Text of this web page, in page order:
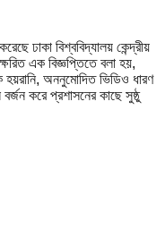
ঢাকা বিশ্ববিদ্যালয় কেন্দ্রীয়
এক বিজ্ঞপ্তিতে বলা হয়,
অননুমোদিত ভিডিও ধারণ
করে প্রশাসনের কাছে সুষ্ঠু